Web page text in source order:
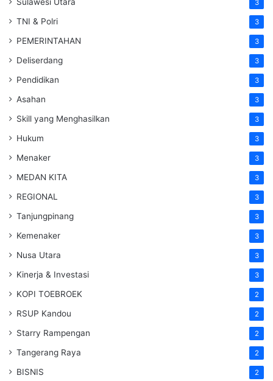
3
TNI & Polri 3
PEMERINTAHAN 3
Deliserdang 3
Pendidikan 3
Asahan 3
Skill yang Menghasilkan 3
Hukum 3
Menaker 3
MEDAN KITA 3
REGIONAL 3
Tanjungpinang 3
Kemenaker 3
Nusa Utara 3
Kinerja & Investasi 3
KOPI TOEBROEK 2
RSUP Kandou 2
Starry Rampengan 2
Tangerang Raya 2
BISNIS 2